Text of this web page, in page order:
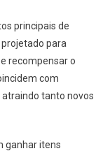
principais de
para
recompensar o
com
tanto novos
ganhar itens